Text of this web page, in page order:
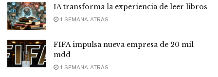
IA transforma la experiencia de leer libros
1 SEMANA ATRÁS
FIFA impulsa nueva empresa de 20 mil
mdd
1 SEMANA ATRÁS